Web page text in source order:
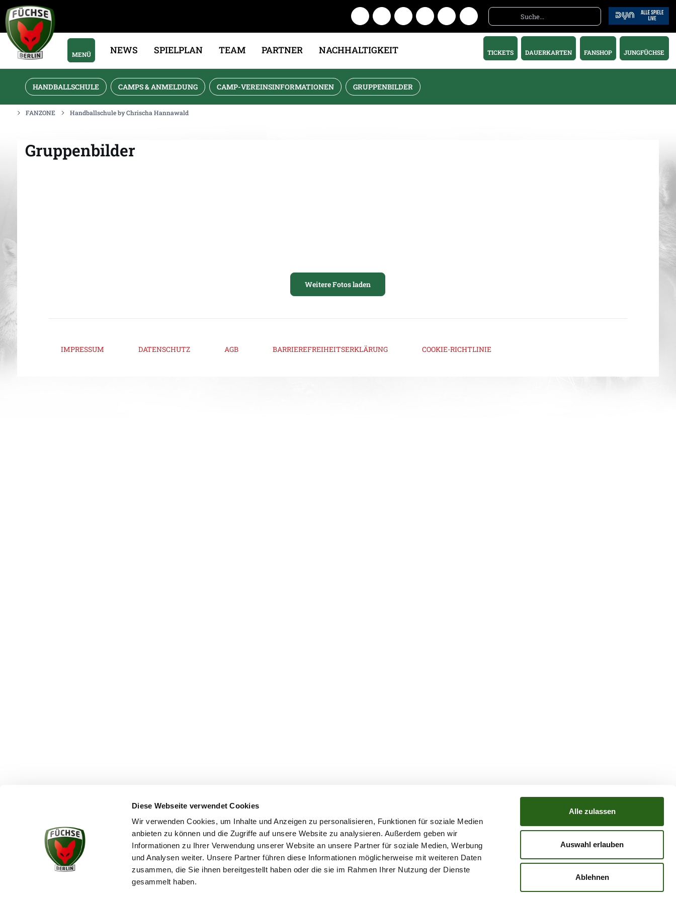
Diese Webseite verwendet Cookies
Wir verwenden Cookies, um Inhalte und Anzeigen zu personalisieren, Funktionen für soziale Medien
anbieten zu können und die Zugriffe auf unsere Website zu analysieren. Außerdem geben wir
Informationen zu Ihrer Verwendung unserer Website an unsere Partner für soziale Medien, Werbung
und Analysen weiter. Unsere Partner führen diese Informationen möglicherweise mit weiteren Daten
zusammen, die Sie ihnen bereitgestellt haben oder die sie im Rahmen Ihrer Nutzung der Dienste
gesammelt haben.
Alle zulassen
Auswahl erlauben
Ablehnen
MENÜ NEWS SPIELPLAN TEAM PARTNER NACHHALTIGKEIT TICKETS DAUERKARTEN FANSHOP JUNGFÜCHSE
HANDBALLSCHULE CAMPS & ANMELDUNG CAMP-VEREINSINFORMATIONEN GRUPPENBILDER
FANZONE Handballschule by Chrischa Hannawald
Gruppenbilder
Weitere Fotos laden
IMPRESSUM DATENSCHUTZ AGB BARRIEREFREIHEITSERKLÄRUNG COOKIE-RICHTLINIE
KONTAKT IMPRESSUM DATENSCHUTZ ATGB